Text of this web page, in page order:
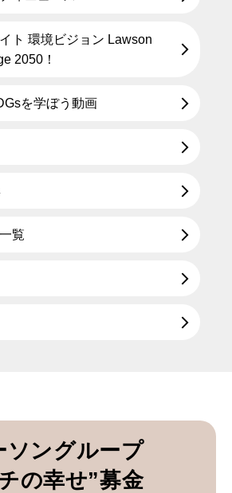
ト 環境ビジョン Lawson
2050！
を学ぼう動画
覧
ソングループ
の幸せ”募金